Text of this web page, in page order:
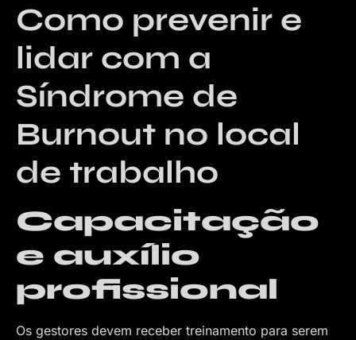
Como prevenir e
lidar com a
Síndrome de
Burnout no local
de trabalho
Capacitação
e auxílio
profissional
Os gestores devem receber treinamento para serem